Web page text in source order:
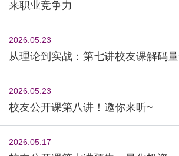
来职业竞争力
2026.05.23
从理论到实战：第七讲校友课解码
2026.05.23
校友公开课第八讲！邀你来听~
2026.05.17